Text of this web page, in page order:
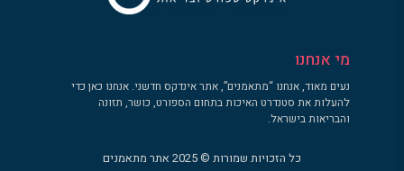
מי אנחנו
נעים מאוד, אנחנו “מתאמנים”, אתר אינדקס חדשני. אנחנו כאן כדי
להעלות את סטנדרט האיכות בתחום הספורט, כושר, תזונה
והבריאות בישראל.
כל הזכויות שמורות © 2025 אתר מתאמנים